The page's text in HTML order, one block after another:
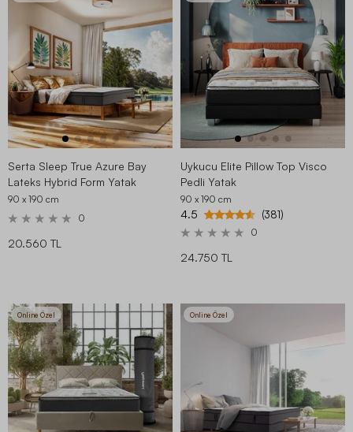
Serta Sleep True Azure Bay
Lateks Hybrid Form Yatak
90 x 190 cm
0
20.560 TL
Uykucu Elite Pillow Top Visco
Pedli Yatak
90 x 190 cm
4.5 (381)
0
24.750 TL
Online Özel Online Özel